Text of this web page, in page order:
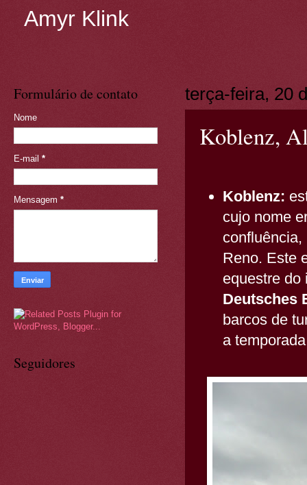
Amyr Klink
terça-feira, 20
Koblenz,
Koblenz:
cujo nome
Reno. Este
equestre do
Deutsches
barcos de
a
Formulário de contato
Nome
E-mail *
Mensagem *
Seguidores